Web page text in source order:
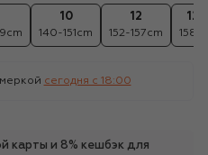
10
140-151cm
12
152-157cm
12+
сегодня c 18:00
карты и 8% кешбэк для